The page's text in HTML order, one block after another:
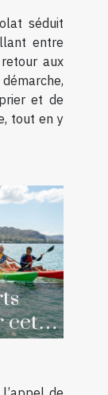
séduit
entre
aux
et de
tout en y
cet